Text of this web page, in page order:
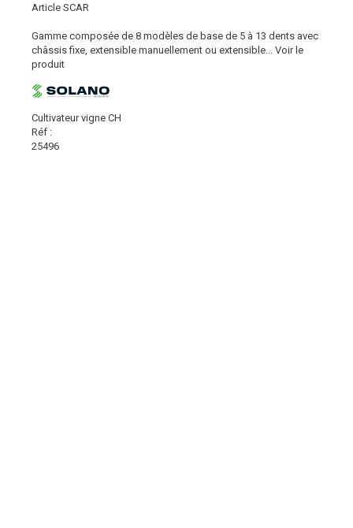
Article SCAR
Gamme composée de 8 modèles de base de 5 à 13 dents avec
châssis fixe, extensible manuellement ou extensible...
Voir le
produit
Cultivateur vigne CH
Réf :
25496